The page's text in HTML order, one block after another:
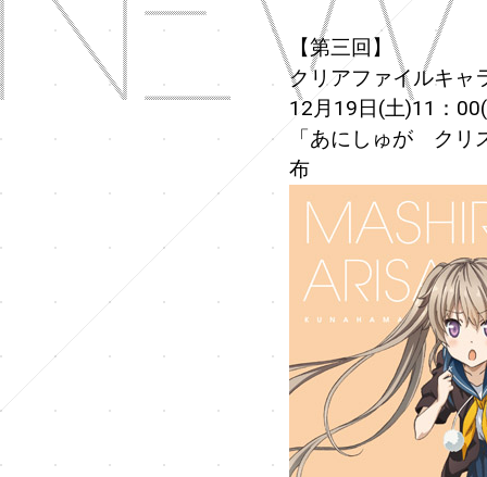
【第三回】
クリアファイルキャ
12月19日(土)11：
「あにしゅが クリ
布